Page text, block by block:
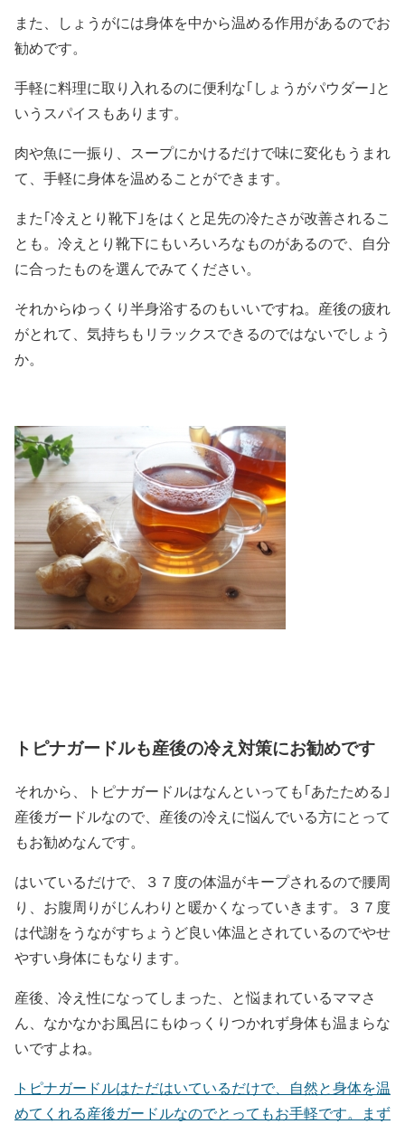
また、しょうがには身体を中から温める作用があるのでお
勧めです。
手軽に料理に取り入れるのに便利な｢しょうがパウダー｣と
いうスパイスもあります。
肉や魚に一振り、スープにかけるだけで味に変化もうまれ
て、手軽に身体を温めることができます。
また｢冷えとり靴下｣をはくと足先の冷たさが改善されるこ
とも。冷えとり靴下にもいろいろなものがあるので、自分
に合ったものを選んでみてください。
それからゆっくり半身浴するのもいいですね。産後の疲れ
がとれて、気持ちもリラックスできるのではないでしょう
か。
トピナガードルも産後の冷え対策にお勧めです
それから、トピナガードルはなんといっても｢あたためる｣
産後ガードルなので、産後の冷えに悩んでいる方にとって
もお勧めなんです。
はいているだけで、３７度の体温がキープされるので腰周
り、お腹周りがじんわりと暖かくなっていきます。３７度
は代謝をうながすちょうど良い体温とされているのでやせ
やすい身体にもなります。
産後、冷え性になってしまった、と悩まれているママさ
ん、なかなかお風呂にもゆっくりつかれず身体も温まらな
いですよね。
トピナガードルはただはいているだけで、自然と身体を温
めてくれる産後ガードルなのでとってもお手軽です。まず